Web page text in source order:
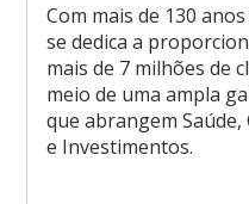
Com mais de 130
se dedica a
mais de 7 milhões de
meio de uma ampla
que abrangem
e Investimentos.